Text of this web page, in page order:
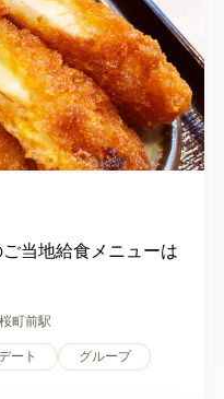
当地給食メニューは
桜町前駅
ート グループ